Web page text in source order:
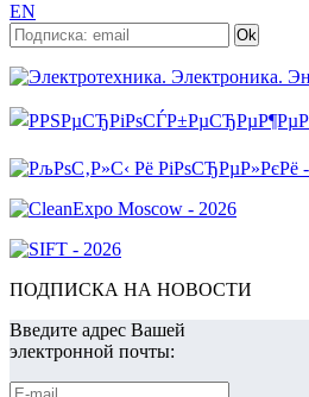
EN
ПОДПИСКА НА НОВОСТИ
Введите адрес Вашей
электронной почты: